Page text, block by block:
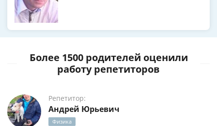
Более 1500 родителей оценили
работу репетиторов
Репетитор:
Андрей Юрьевич
Физика